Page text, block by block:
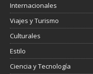
Internacionales
Viajes y Turismo
Culturales
Estilo
Ciencia y Tecnología